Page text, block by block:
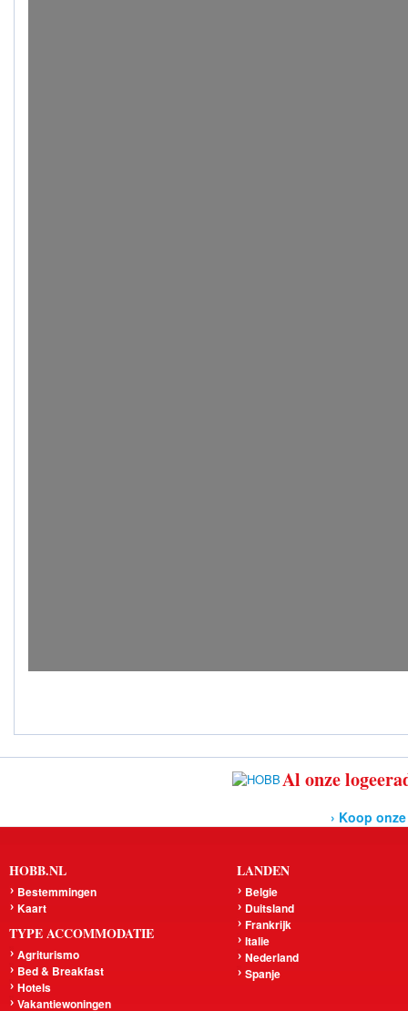
Al onze
› Koop
HOBB.NL
Bestemmingen
Kaart
TYPE ACCOMMODATIE
Agriturismo
Bed & Breakfast
Hotels
Vakantiewoningen
LANDEN
Belgie
Duitsland
Frankrijk
Italie
Nederland
Spanje